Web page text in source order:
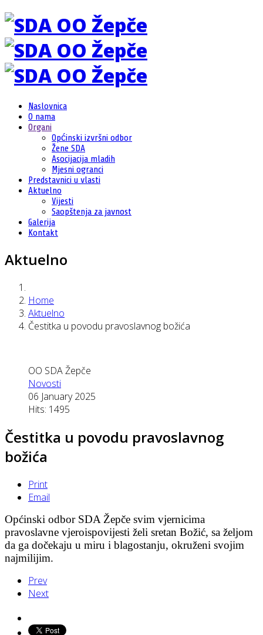
Naslovnica
O nama
Organi
Općinski izvršni odbor
Žene SDA
Asocijacija mladih
Mjesni ogranci
Predstavnici u vlasti
Aktuelno
Vijesti
Saopštenja za javnost
Galerija
Kontakt
Aktuelno
Home
Aktuelno
Čestitka u povodu pravoslavnog božića
OO SDA Žepče
Novosti
06 January 2025
Hits: 1495
Čestitka u povodu pravoslavnog
božića
Print
Email
Općinski odbor SDA Žepče svim vjernicima
pravoslavne vjeroispovijesti želi sretan Božić, sa željom
da ga dočekaju u miru i blagostanju, okruženi svojim
najmilijim.
Prev
Next